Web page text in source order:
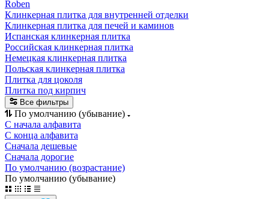
Roben
Клинкерная плитка для внутренней отделки
Клинкерная плитка для печей и каминов
Испанская клинкерная плитка
Российская клинкерная плитка
Немецкая клинкерная плитка
Польская клинкерная плитка
Плитка для цоколя
Плитка под кирпич
Все фильтры
По умолчанию (убывание)
С начала алфавита
С конца алфавита
Сначала дешевые
Сначала дорогие
По умолчанию (возрастание)
По умолчанию (убывание)